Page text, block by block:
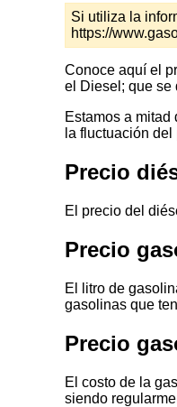
Si utiliza la
https://
Conoce aquí el
el Diesel; que se
Estamos a
la fluctuación
Precio
El precio del
Precio
El litro de
gasolinas que
Precio
El costo de la
siendo